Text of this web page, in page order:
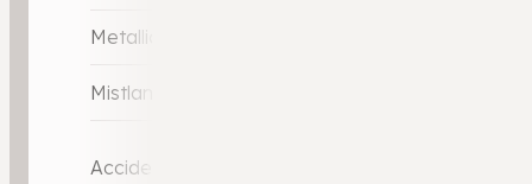
Metallic lak
Mistlampen voor
Accident Avoidance System